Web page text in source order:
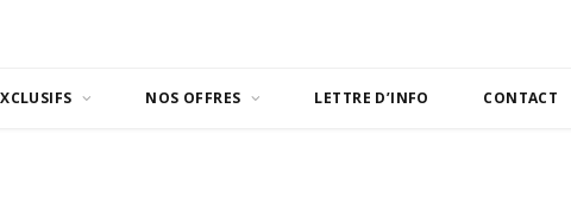
NOS OFFRES LETTRE D’INFO CONTACT